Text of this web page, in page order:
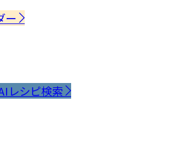
ー
レシピ検索